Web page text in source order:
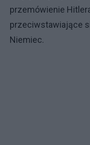
przemówienie
przeciwstawiające
Niemiec.